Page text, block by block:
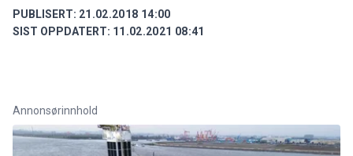
PUBLISERT: 21.02.2018 14:00
SIST OPPDATERT: 11.02.2021 08:41
Annonsørinnhold